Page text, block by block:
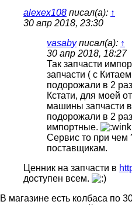
alexex108 писал(а): ↑
30 апр 2018, 23:30
vasabyписал(а): ↑
30 апр 2018, 18:27
Так запчасти
запчасти ( с
подорожали в 2
Кстати, для моей
машины запчасти
подорожали в 2
импортные.
Сервис то при чем
поставщикам.
Ценник на запчасти в
доступен всем.
В магазине есть колбаса по